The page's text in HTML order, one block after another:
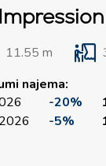
11.55 m
najema:
-20%
-5%